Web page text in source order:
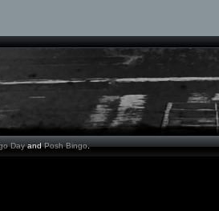
DayandPosh Bingo.